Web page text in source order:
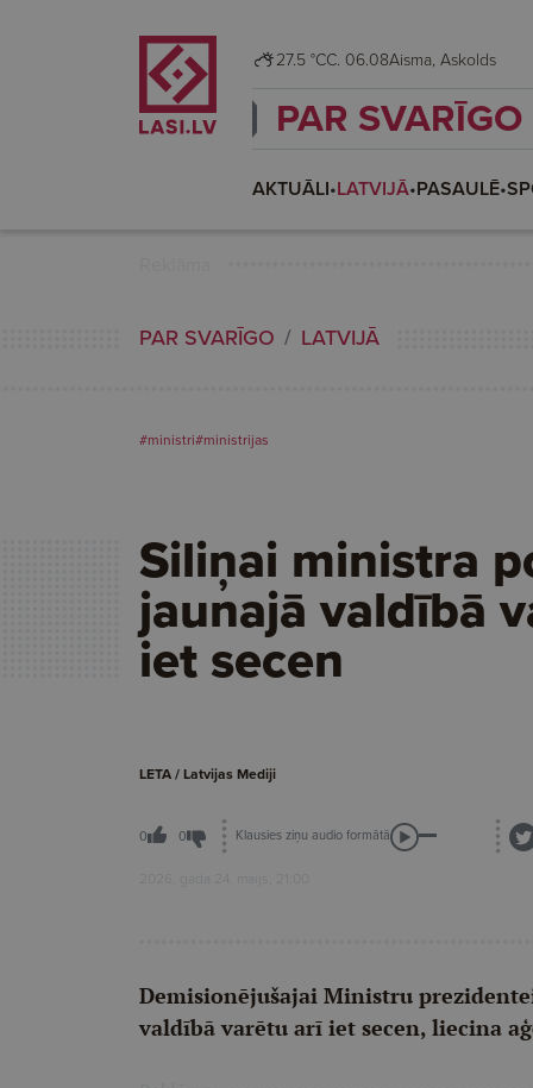
27.5 °CC. 06.08 Aisma, Askolds
PAR SVARĪGO
AKTUĀLI•LATVIJĀ•PASAULĒ•
PAR SVARĪGO LATVIJĀ
#ministri#ministrijas
Siliņai ministra
jaunajā valdībā
iet secen
LETA / Latvijas Mediji
0 0 Klausies ziņu audio formātā
2026. gada 24. maijs, 21:00
Demisionējušajai Ministru
valdībā varētu arī iet secen, liecina